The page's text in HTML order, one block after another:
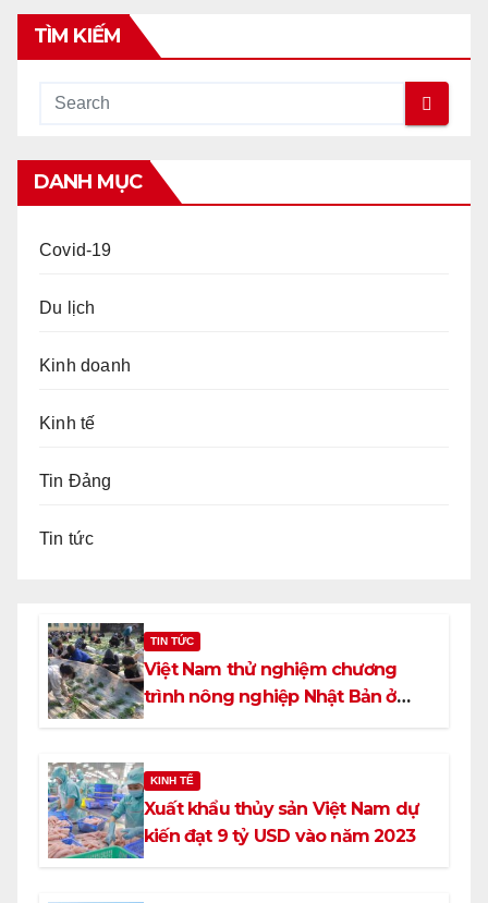
TÌM KIẾM
DANH MỤC
Covid-19
Du lịch
Kinh doanh
Kinh tế
Tin Đảng
Tin tức
TIN TỨC
Việt Nam thử nghiệm chương
trình nông nghiệp Nhật Bản ở
KINH TẾ
Xuất khẩu thủy sản Việt Nam dự
kiến đạt 9 tỷ USD vào năm 2023